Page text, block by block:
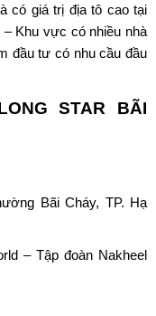
có giá trị địa tô cao tại
Khu vực có nhiều nhà
đầu tư có nhu cầu đầu
STAR BÃI
Bãi Cháy, TP. Hạ
– Tập đoàn Nakheel